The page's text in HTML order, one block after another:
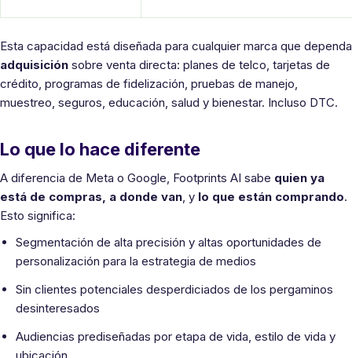
Esta capacidad está diseñada para cualquier marca que dependa
adquisición sobre venta directa: planes de telco, tarjetas de
crédito, programas de fidelización, pruebas de manejo,
muestreo, seguros, educación, salud y bienestar. Incluso DTC.
Lo que lo hace diferente
A diferencia de Meta o Google, Footprints AI sabe quien ya
está de compras, a donde van, y lo que están comprando.
Esto significa:
Segmentación de alta precisión y altas oportunidades de
personalización para la estrategia de medios
Sin clientes potenciales desperdiciados de los pergaminos
desinteresados
Audiencias prediseñadas por etapa de vida, estilo de vida y